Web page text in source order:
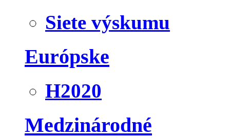
Siete výskumu
Európske
H2020
Medzinárodné